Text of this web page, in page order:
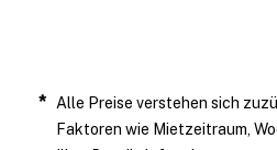
*
Alle Preise verstehen sich
Faktoren wie Mietzeitraum,